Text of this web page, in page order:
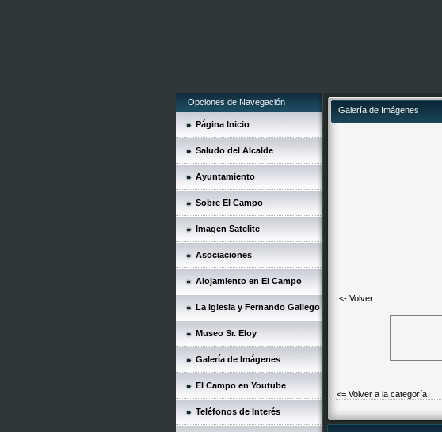
Opciones de Navegación
Página Inicio
Saludo del Alcalde
Ayuntamiento
Sobre El Campo
Imagen Satelite
Asociaciones
Alojamiento en El Campo
La Iglesia y Fernando Gallego
Museo Sr. Eloy
Galería de Imágenes
El Campo en Youtube
Teléfonos de Interés
Galería de Imágenes
<- Volver
<= Volver a la categoría